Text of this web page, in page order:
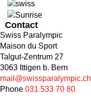
Contact
Swiss Paralympic
Maison du Sport
Talgut-Zentrum 27
3063 Ittigen b. Bern
mail@swissparalympic.ch
Phone 031 533 70 80